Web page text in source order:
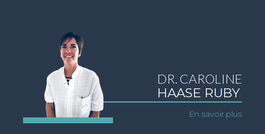
DR. CAROLINE
HAASE RUBY
En savoir plus